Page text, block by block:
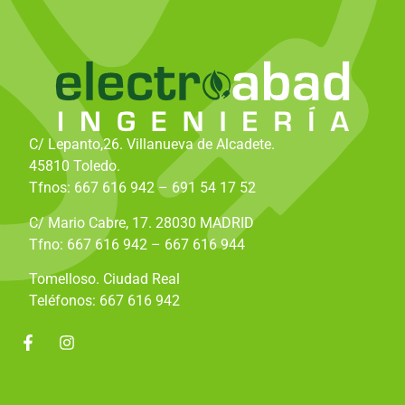
C/ Lepanto,26. Villanueva de Alcadete.
45810 Toledo.
Tfnos: 667 616 942 – 691 54 17 52
C/ Mario Cabre, 17. 28030 MADRID
Tfno: 667 616 942 – 667 616 944
Tomelloso. Ciudad Real
Teléfonos: 667 616 942